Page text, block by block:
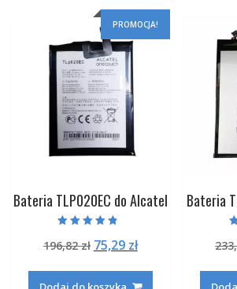
PROMOCJA!
Bateria TLP020EC do Alcatel
4.50
na 5
196,82zł Pierwotna
wynosiła:
75,29 złAktualna
Bateria